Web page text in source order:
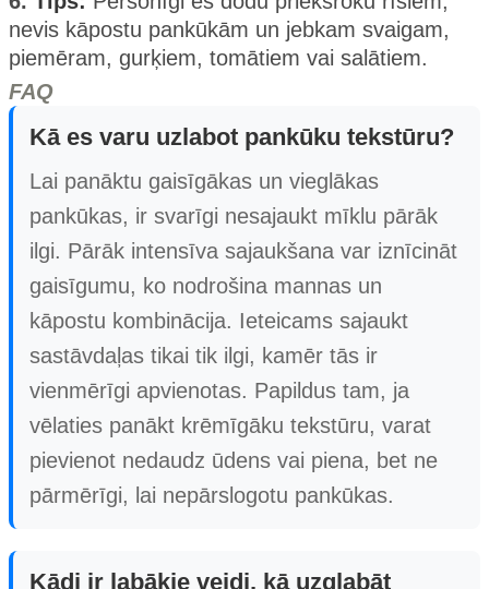
nevis kāpostu pankūkām un jebkam svaigam,
piemēram, gurķiem, tomātiem vai salātiem.
FAQ
Kā es varu uzlabot pankūku tekstūru?
Lai panāktu gaisīgākas un vieglākas
pankūkas, ir svarīgi nesajaukt mīklu pārāk
ilgi. Pārāk intensīva sajaukšana var iznīcināt
gaisīgumu, ko nodrošina mannas un
kāpostu kombinācija. Ieteicams sajaukt
sastāvdaļas tikai tik ilgi, kamēr tās ir
vienmērīgi apvienotas. Papildus tam, ja
vēlaties panākt krēmīgāku tekstūru, varat
pievienot nedaudz ūdens vai piena, bet ne
pārmērīgi, lai nepārslogotu pankūkas.
Kādi ir labākie veidi, kā uzglabāt